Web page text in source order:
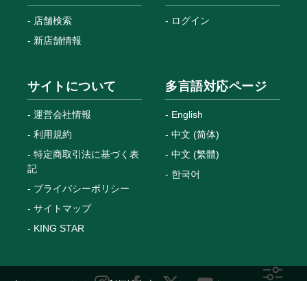
店舗検索
新店舗情報
ログイン
サイトについて
運営会社情報
利用規約
特定商取引法に基づく表
記
プライバシーポリシー
サイトマップ
KING STAR
多言語対応ページ
English
中文 (简体)
中文 (繁體)
한국어